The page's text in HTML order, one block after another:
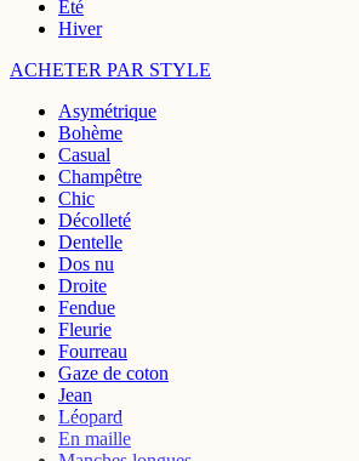
Été
Hiver
ACHETER PAR STYLE
Asymétrique
Bohème
Casual
Champêtre
Chic
Décolleté
Dentelle
Dos nu
Droite
Fendue
Fleurie
Fourreau
Gaze de coton
Jean
Léopard
En maille